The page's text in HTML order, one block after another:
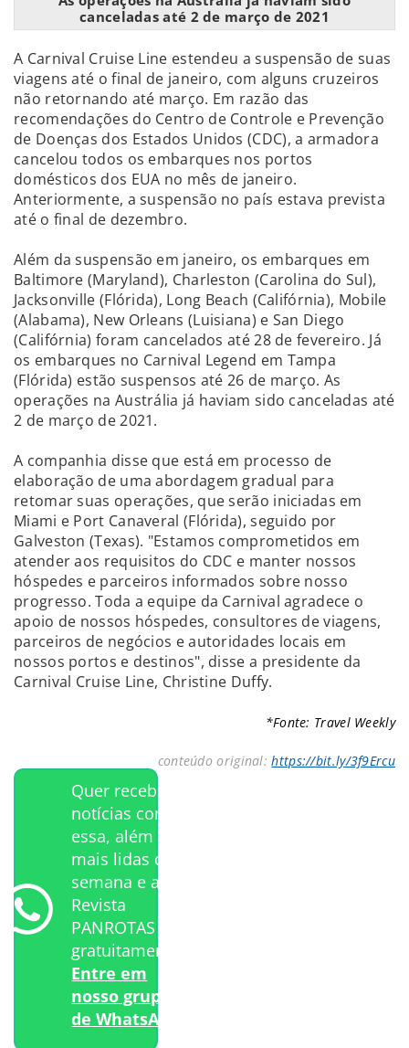
canceladas até 2 de março de 2021
A Carnival Cruise Line estendeu a suspensão de suas
viagens até o final de janeiro, com alguns cruzeiros
não retornando até março. Em razão das
recomendações do Centro de Controle e Prevenção
de Doenças dos Estados Unidos (CDC), a armadora
cancelou todos os embarques nos portos
domésticos dos EUA no mês de janeiro.
Anteriormente, a suspensão no país estava prevista
até o final de dezembro.
Além da suspensão em janeiro, os embarques em
Baltimore (Maryland), Charleston (Carolina do Sul),
Jacksonville (Flórida), Long Beach (Califórnia), Mobile
(Alabama), New Orleans (Luisiana) e San Diego
(Califórnia) foram cancelados até 28 de fevereiro. Já
os embarques no Carnival Legend em Tampa
(Flórida) estão suspensos até 26 de março. As
operações na Austrália já haviam sido canceladas até
2 de março de 2021.
A companhia disse que está em processo de
elaboração de uma abordagem gradual para
retomar suas operações, que serão iniciadas em
Miami e Port Canaveral (Flórida), seguido por
Galveston (Texas). "Estamos comprometidos em
atender aos requisitos do CDC e manter nossos
hóspedes e parceiros informados sobre nosso
progresso. Toda a equipe da Carnival agradece o
apoio de nossos hóspedes, consultores de viagens,
parceiros de negócios e autoridades locais em
nossos portos e destinos", disse a presidente da
Carnival Cruise Line, Christine Duffy.
*Fonte: Travel Weekly
conteúdo original:https://bit.ly/3f9Ercu
Quer receber
notícias como
essa, além das
mais lidas da
semana e a
Revista
PANROTAS
gratuitamente?
Entre em
nosso grupo
de WhatsApp.